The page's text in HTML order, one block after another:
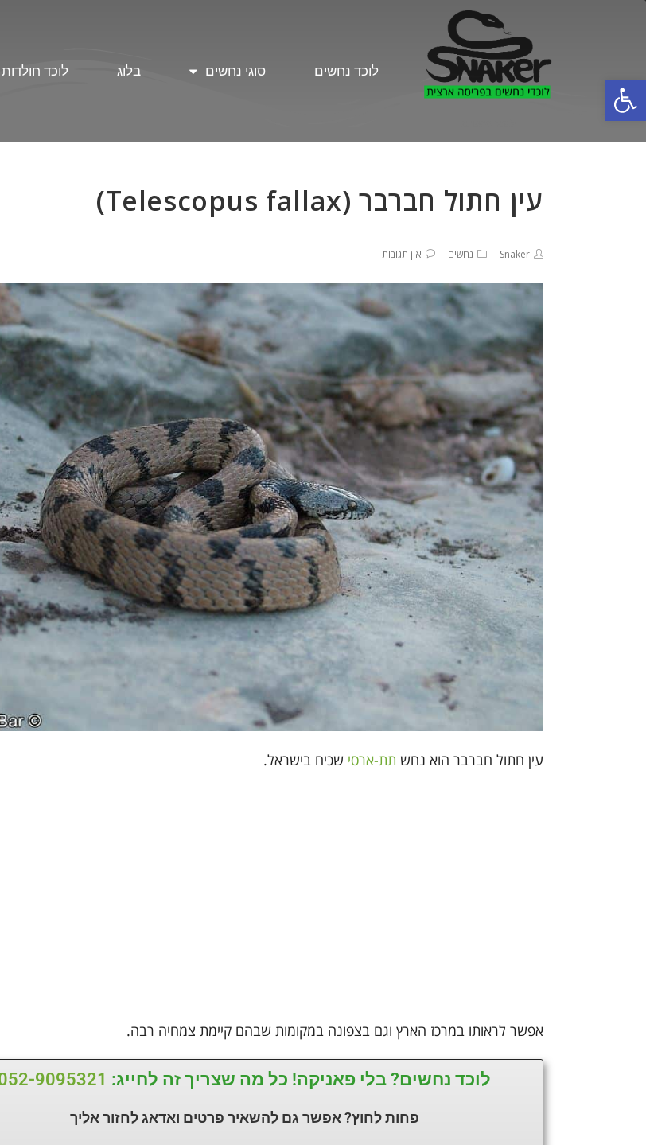
פתח סרגל נגישות לוכד נחשים סוגי נחשים בלוג לוכד חולדות
עין חתול חברבר (Telescopus fallax)
Snaker נחשים אין תגובות
עין חתול חברבר הוא נחש תת-ארסי שכיח בישראל.
אפשר לראותו במרכז הארץ וגם בצפונה במקומות שבהם קיימת צמחיה רבה.
לוכד נחשים? בלי פאניקה! כל מה שצריך זה לחייג: 9095321
פחות לחוץ? אפשר גם להשאיר פרטים ואדאג לחזוראליך